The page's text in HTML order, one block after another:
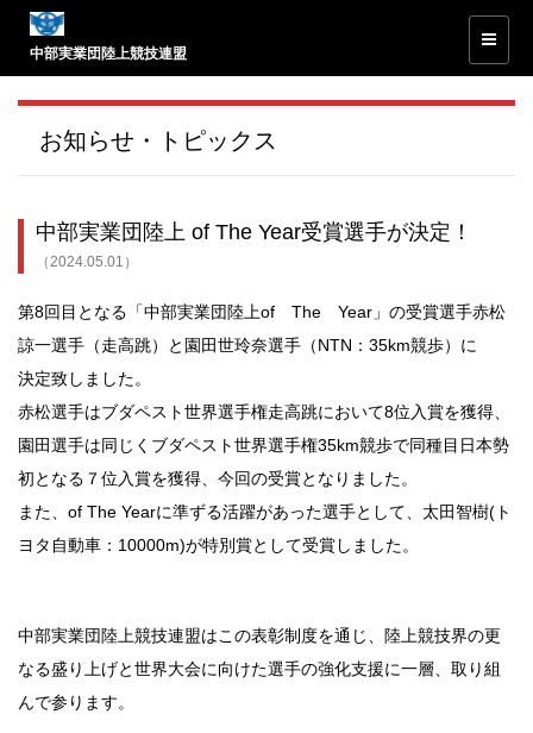
中部実業団陸上競技連盟
お知らせ・トピックス
中部実業団陸上 of The Year受賞選手が決定！
（2024.05.01）
第8回目となる「中部実業団陸上of The Year」の受賞選手赤松
諒一選手（走高跳）と園田世玲奈選手（NTN：35km競歩）に
決定致しました。
赤松選手はブダペスト世界選手権走高跳において8位入賞を獲得、
園田選手は同じくブダペスト世界選手権35km競歩で同種目日本勢
初となる７位入賞を獲得、今回の受賞となりました。
また、of The Yearに準ずる活躍があった選手として、太田智樹(ト
ヨタ自動車：10000m)が特別賞として受賞しました。
中部実業団陸上競技連盟はこの表彰制度を通じ、陸上競技界の更
なる盛り上げと世界大会に向けた選手の強化支援に一層、取り組
んで参ります。